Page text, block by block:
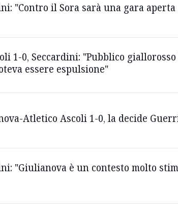
"Contro il Sora sarà una gara
1-0, Seccardini: "Pubblico
essere espulsione"
Atletico Ascoli 1-0, la decide
"Giulianova è un contesto molto